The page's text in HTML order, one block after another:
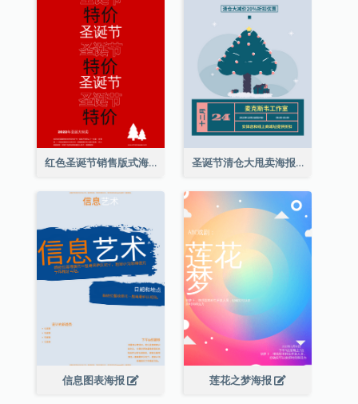
红色圣诞节销售版式海报 圣诞节清仓大甩卖海报
信息图表海报 莲花之梦海报